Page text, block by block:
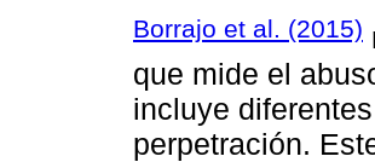
Borrajo et al. (2015)
que mide el
incluye
perpetración.